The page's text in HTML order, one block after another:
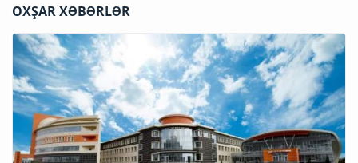
OXŞAR XƏBƏRLƏR